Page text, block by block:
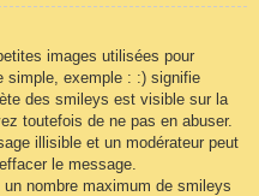
images utilisées pour
simple, exemple : :) signifie
des smileys est visible sur la
toutefois de ne pas en abuser.
illisible et un modérateur peut
le message.
un nombre maximum de smileys